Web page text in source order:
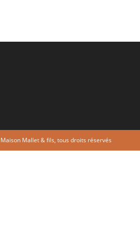
Mallet & fils, tous droits réservés